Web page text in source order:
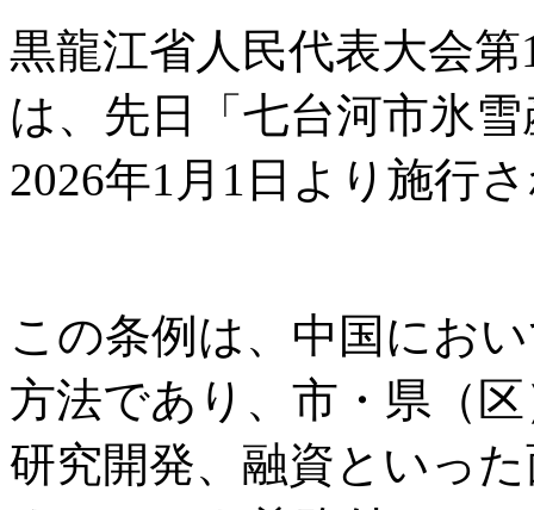
黒龍江省人民代表大会
は、先日「七台河市氷
2026年1月1日より施行
この条例は、中国にお
方法であり、市・県（
研究開発、融資といっ